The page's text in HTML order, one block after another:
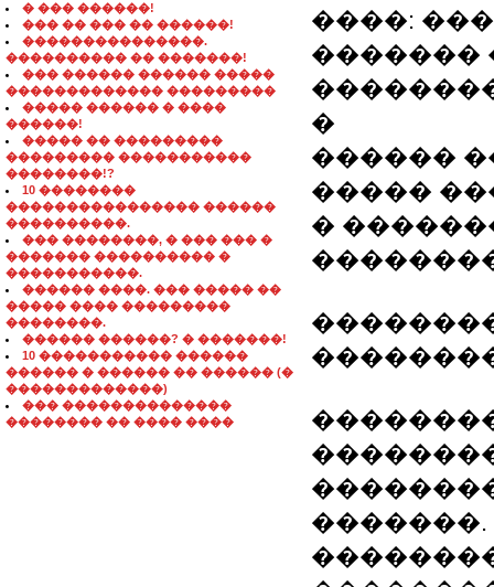
� ��� ������!
��� �� ��� �� ������!
���������������.
���������� �� �������!
��� ������ ������ �����
������������� ���������
����� ������ � ����
������!
����� �� ���������
��������� �����������
��������!?
10 ��������
���������������� ������
����������.
��� ��������, � ��� ��� �
������� ���������� �
�����������.
������ ����. ��� ����� ��
����� ���� ���������
��������.
������ ������? � �������!
10 ����������� ������
������ � ������ �� ������ (�
�������������)
��� ��������������
�������� �� ���� ����
����:
�������
�
������
�����
�
�������.